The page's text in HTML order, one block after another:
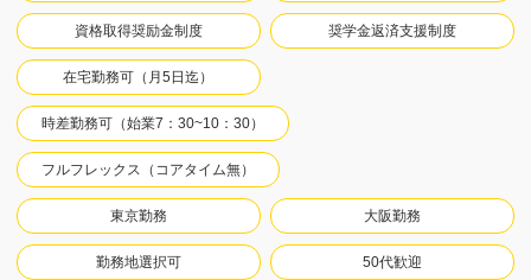
資格取得奨励金制度 奨学金返済支援制度
在宅勤務可（月5日迄）
時差勤務可（始業7：30~10：30）
フルフレックス（コアタイム無）
東京勤務 大阪勤務
勤務地選択可 50代歓迎